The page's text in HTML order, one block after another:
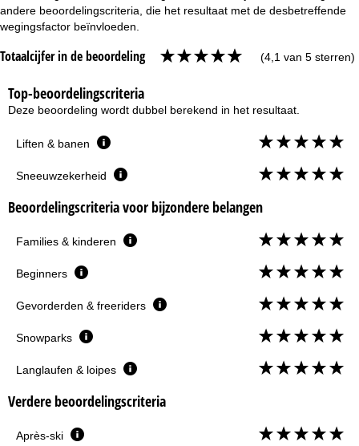
andere beoordelingscriteria, die het resultaat met de desbetreffende
wegingsfactor beïnvloeden.
Totaalcijfer in de beoordeling (4,1 van 5 sterren)
Top-beoordelingscriteria
Deze beoordeling wordt dubbel berekend in het resultaat.
Liften & banen
Sneeuwzekerheid
Beoordelingscriteria voor bijzondere belangen
Families & kinderen
Beginners
Gevorderden & freeriders
Snowparks
Langlaufen & loipes
Verdere beoordelingscriteria
Après-ski